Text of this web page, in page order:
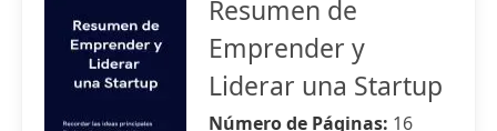
Resumen de
Emprender y
Liderar una Startup
Número de Páginas: 16